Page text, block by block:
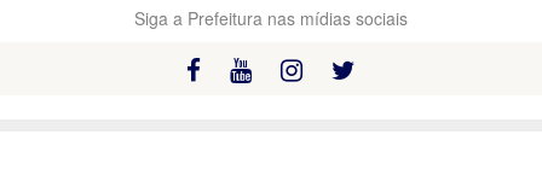
Siga a Prefeitura nas mídias sociais